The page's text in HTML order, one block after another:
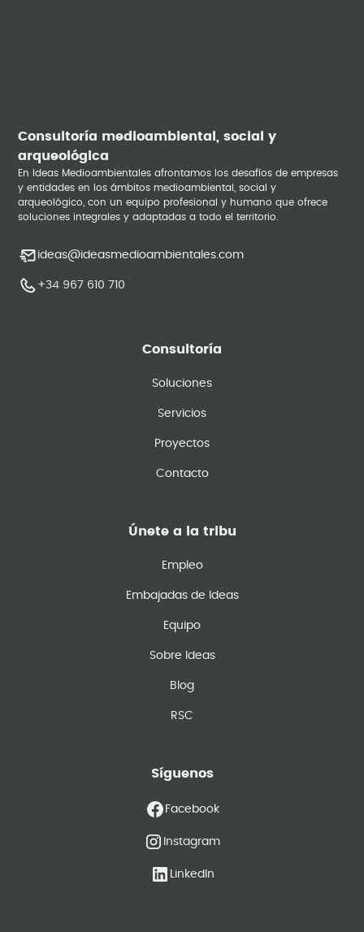
Consultoría medioambiental, social y
arqueológica
En Ideas Medioambientales afrontamos los desafíos de empresas
y entidades en los ámbitos medioambiental, social y
arqueológico, con un equipo profesional y humano que ofrece
soluciones integrales y adaptadas a todo el territorio.
ideas@ideasmedioambientales.com
+34 967 610 710
Consultoría
Soluciones
Servicios
Proyectos
Contacto
Únete a la tribu
Empleo
Embajadas de Ideas
Equipo
Sobre Ideas
Blog
RSC
Síguenos
Facebook
Instagram
LinkedIn